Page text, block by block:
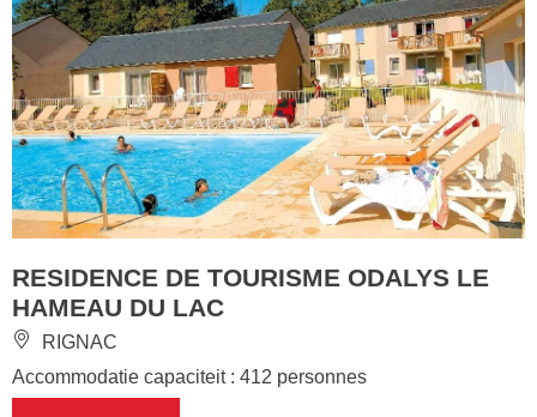
RESIDENCE DE TOURISME ODALYS LE
HAMEAU DU LAC
RIGNAC
Accommodatie capaciteit : 412 personnes